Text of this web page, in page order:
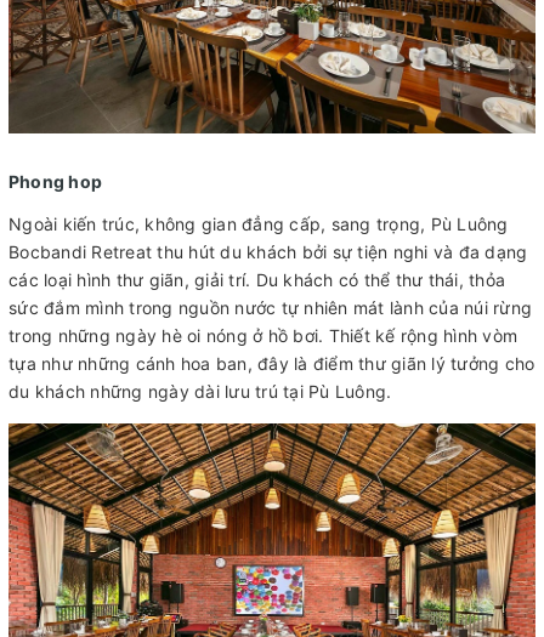
Phong hop
Ngoài kiến trúc, không gian đẳng cấp, sang trọng, Pù Luông
Bocbandi Retreat thu hút du khách bởi sự tiện nghi và đa dạng
các loại hình thư giãn, giải trí. Du khách có thể thư thái, thỏa
sức đắm mình trong nguồn nước tự nhiên mát lành của núi rừng
trong những ngày hè oi nóng ở hồ bơi. Thiết kế rộng hình vòm
tựa như những cánh hoa ban, đây là điểm thư giãn lý tưởng cho
du khách những ngày dài lưu trú tại Pù Luông.